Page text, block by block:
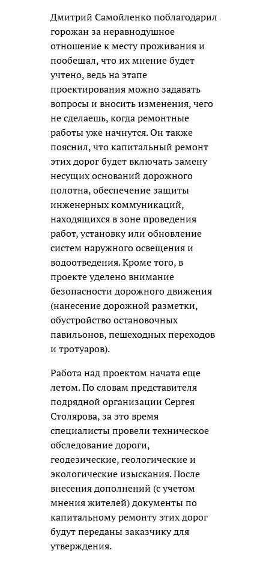
Дмитрий Самойленко поблагодарил
горожан за неравнодушное
отношение к месту проживания и
пообещал, что их мнение будет
учтено, ведь на этапе
проектирования можно задавать
вопросы и вносить изменения, чего
не сделаешь, когда ремонтные
работы уже начнутся. Он также
пояснил, что капитальный ремонт
этих дорог будет включать замену
несущих оснований дорожного
полотна, обеспечение защиты
инженерных коммуникаций,
находящихся в зоне проведения
работ, установку или обновление
систем наружного освещения и
водоотведения. Кроме того, в
проекте уделено внимание
безопасности дорожного движения
(нанесение дорожной разметки,
обустройство остановочных
павильонов, пешеходных переходов
и тротуаров).
Работа над проектом начата еще
летом. По словам представителя
подрядной организации Сергея
Столярова, за это время
специалисты провели техническое
обследование дороги,
геодезические, геологические и
экологические изыскания. После
внесения дополнений (с учетом
мнения жителей) документы по
капитальному ремонту этих дорог
будут переданы заказчику для
утверждения.